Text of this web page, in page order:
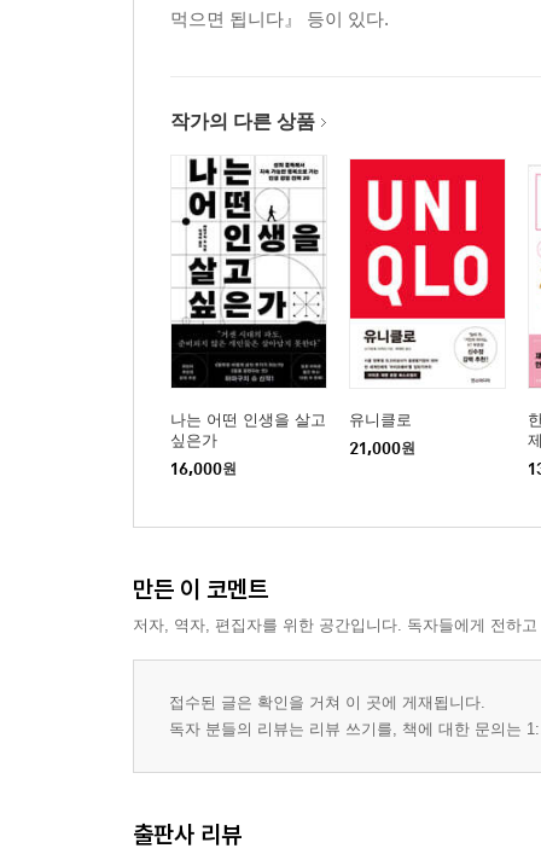
먹으면 됩니다』 등이 있다.
작가의 다른 상품
나는 어떤 인생을 살고
싶은가
16,000원
유니클로
21,000원
만든 이 코멘트
저자, 역자, 편집자를 위한 공간입니다. 독자들에게 전하
접수된 글은 확인을 거쳐 이 곳에 게재됩니다.
독자 분들의 리뷰는 리뷰 쓰기를, 책에 대한 문의는
출판사 리뷰